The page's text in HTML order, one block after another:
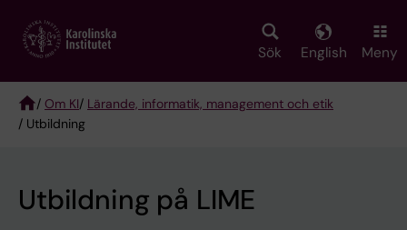
main
Sök English Meny
Breadcrumb
/ Om KI/ Lärande, informatik, management och etik
/ Utbildning
Utbildning på LIME